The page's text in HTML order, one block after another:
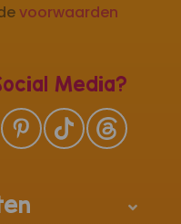
voorwaarden
Media?